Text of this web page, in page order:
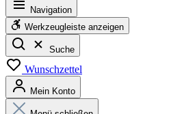
Navigation
Werkzeugleiste anzeigen
Suche
Wunschzettel
Mein Konto